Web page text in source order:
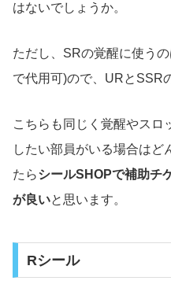
はないでしょうか。
ただし、SRの覚醒に使う
で代用可)ので、URとSSR
こちらも同じく覚醒やスロ
したい部員がいる場合はど
たらシールSHOPで補助チ
が良いと思います。
Rシール